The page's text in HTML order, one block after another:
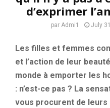
d’exprimer
par Admi1 July
Les filles et femmes
et l’action de leur
monde à emporter les
: n’est-ce pas ? La
vous procurent de